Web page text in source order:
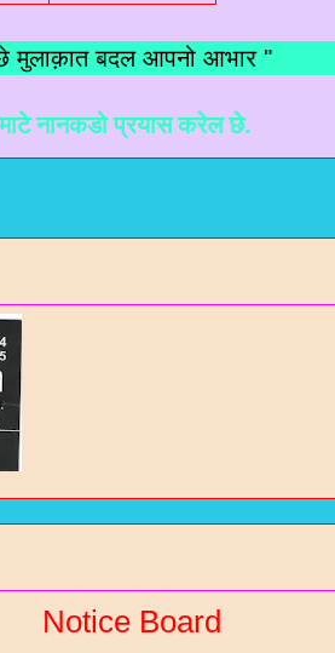
बदल आपनो आभार "
प्रयास करेल छे.
Notice Board